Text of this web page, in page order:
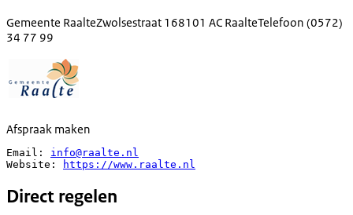
Gemeente RaalteZwolsestraat 168101 AC RaalteTelefoon (0572)
34 77 99
Afspraak maken
Email: info@raalte.nl
Website:
https://www.raalte.nl
Direct regelen